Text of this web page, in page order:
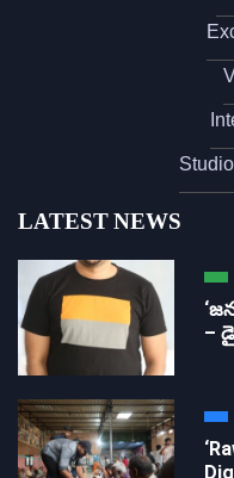
LATEST NEWS
–